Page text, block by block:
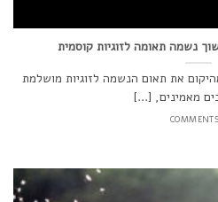
נשמה תאומה לזוגיות קוסמית
את תאום הנשמה לזוגיות מושלמת
מאמינים, [...]